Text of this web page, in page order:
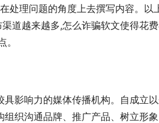
处理问题的角度上去撰写内容。以
道越来越多,怎么诈骗软文使得花
影响力的媒体传播机构。自成立
织沟通品牌、推广产品、树立形